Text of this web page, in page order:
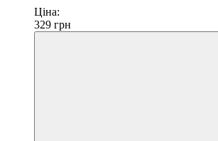
Ціна:
329 грн